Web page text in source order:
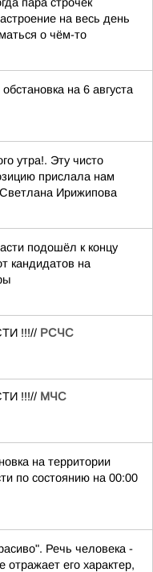
на весь день
о чём-то
на 6 августа
утра!. Эту чисто
прислала нам
Ирижипова
подошёл к концу
кандидатов на
!!!// РСЧС
!!!// МЧС
на территории
по состоянию на 00:00
Речь человека -
отражает его характер,